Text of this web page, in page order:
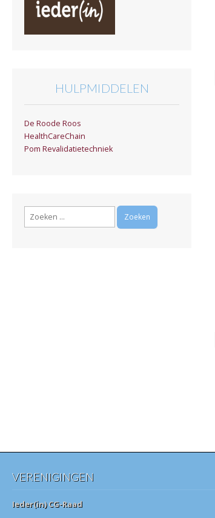
HULPMIDDELEN
De Roode Roos
HealthCareChain
Pom Revalidatietechniek
Zoeken
VERENIGINGEN
Ieder(in) CG-Raad